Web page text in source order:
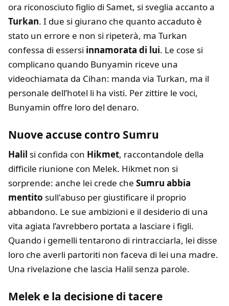
ora riconosciuto figlio di Samet, si sveglia accanto a
Turkan. I due si giurano che quanto accaduto è
stato un errore e non si ripeterà, ma Turkan
confessa di essersi innamorata di lui. Le cose si
complicano quando Bunyamin riceve una
videochiamata da Cihan: manda via Turkan, ma il
personale dell’hotel li ha visti. Per zittire le voci,
Bunyamin offre loro del denaro.
Nuove accuse contro Sumru
Halil si confida con Hikmet, raccontandole della
difficile riunione con Melek. Hikmet non si
sorprende: anche lei crede che Sumru abbia
mentito sull'abuso per giustificare il proprio
abbandono. Le sue ambizioni e il desiderio di una
vita agiata l’avrebbero portata a lasciare i figli.
Quando i gemelli tentarono di rintracciarla, lei disse
loro che averli partoriti non faceva di lei una madre.
Una rivelazione che lascia Halil senza parole.
Melek e la decisione di tacere